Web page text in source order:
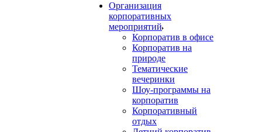
Организация
корпоративных
мероприятий
Корпоратив в офисе
Корпоратив на
природе
Тематические
вечеринки
Шоу-программы на
корпоратив
Корпоративный
отдых